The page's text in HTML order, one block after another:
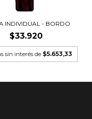
INDIVIDUAL - BORDO
$33.920
sin interés de $5.653,33